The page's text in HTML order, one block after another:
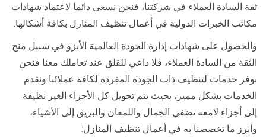
ثقة السادة العملاء في شركتنا، فنحن نسعى دائما لاعتماد شهادات
مكاتب الخبرات الدولية في أعمال تنظيف المنازل بكافة أشكالها.
والحصول على شهادات إدارة الجودة العالمية الأيزو في سبيل منح
الثقة من السادة العملاء، فلا داعي للقلق عند تعاملك معنا فنحن
نوفر خدمات لتنظيف ذات الجودة المفردة لكافة عملائنا ونقدم
الخدمات بشكل مميز، بحيث يتم تحويل كل الأجزاء الغير نظيفة
إلى أجزاء لامعة تضفي الجمال واللمعان والبريق إلى الأشياء،
وأبرز ما تخصصنا به في أعمال تنظيف المنازل: